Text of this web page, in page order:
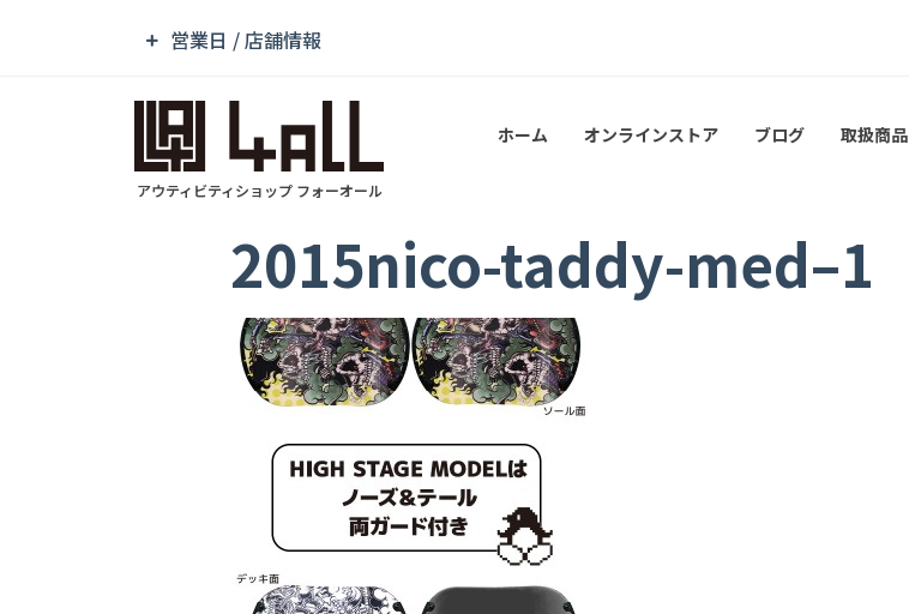
営業日 / 店舗情報
アウティビティショップ フォーオール
ホーム オンラインストア ブログ 取扱商品
2015nico-taddy-med–1